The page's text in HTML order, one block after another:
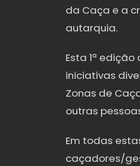
da Caça e a
autarquia.
Esta 1ª
iniciativas
Zonas de
outras
Em todas
caçadores/